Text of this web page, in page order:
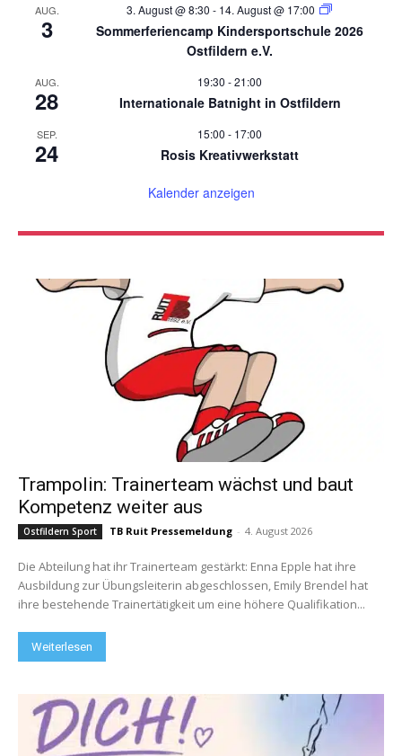
AUG.
3
3. August @ 8:30 - 14. August @ 17:00
Sommerferiencamp Kindersportschule 2026
Ostfildern e.V.
AUG.
28
19:30 -21:00
Internationale Batnight in Ostfildern
SEP.
24
15:00 - 17:00
Rosis Kreativwerkstatt
Kalender anzeigen
Trampolin: Trainerteam wächst und baut
Kompetenz weiter aus
Ostfildern Sport TB Ruit Pressemeldung - 4. August 2026
Die Abteilung hat ihr Trainerteam gestärkt: Enna Epple hat ihre
Ausbildung zur Übungsleiterin abgeschlossen, Emily Brendel hat
ihre bestehende Trainertätigkeit um eine höhere Qualifikation...
Weiterlesen